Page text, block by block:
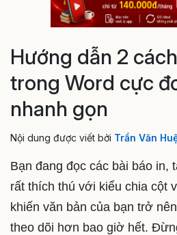
Hướng dẫn 2
trong Word cực
nhanh gọn
Nội dung được viết bởi Trần Văn
Bạn đang đọc các bài báo in,
rất thích thú với kiểu chia cột
khiến văn bản của bạn trở
theo dõi hơn bao giờ hết.